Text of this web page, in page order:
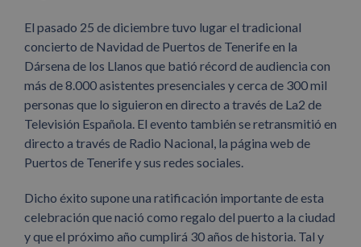
El pasado 25 de diciembre tuvo lugar el tradicional
concierto de Navidad de Puertos de Tenerife en la
Dársena de los Llanos que batió récord de audiencia con
más de 8.000 asistentes presenciales y cerca de 300 mil
personas que lo siguieron en directo a través de La2 de
Televisión Española. El evento también se retransmitió en
directo a través de Radio Nacional, la página web de
Puertos de Tenerife y sus redes sociales.
Dicho éxito supone una ratificación importante de esta
celebración que nació como regalo del puerto a la ciudad
y que el próximo año cumplirá 30 años de historia. Tal y